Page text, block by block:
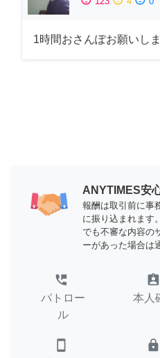
1時間おさんぽお願いしま
ANYTIMES安
報酬は取引前に事
に振り込まれます
でも不審な内容の
ーがあった場合は
perm_phone_msg
パトロー
ル
assignment_ind
本人
smartphone lock